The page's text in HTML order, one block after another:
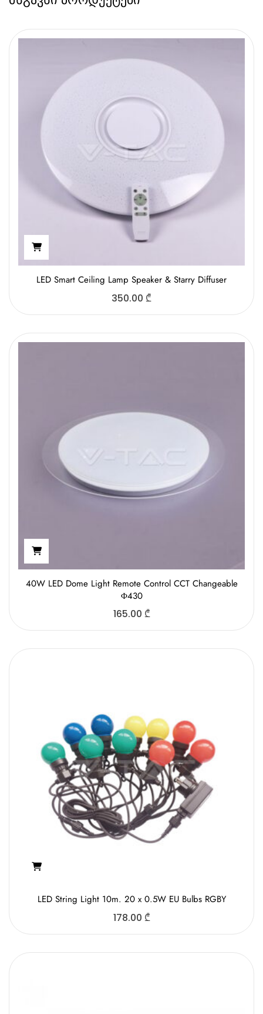
LED Smart Ceiling Lamp Speaker & Starry Diffuser
350.00 ₾
40W LED Dome Light Remote Control CCT Changeable
Φ430
165.00 ₾
LED String Light 10m. 20 x 0.5W EU Bulbs RGBY
178.00 ₾